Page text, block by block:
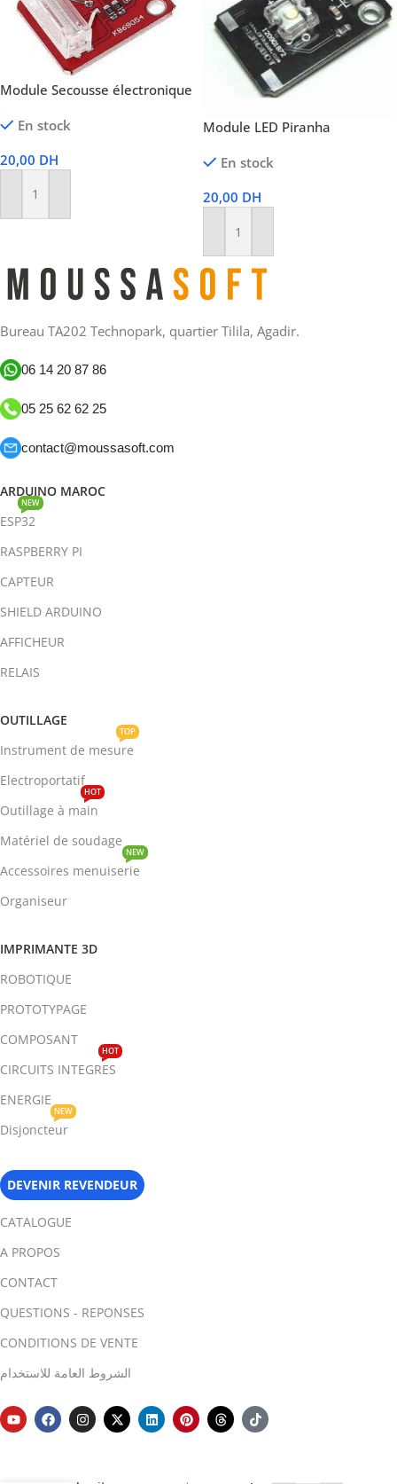
Module Secousse électronique
En stock
20,00 DH
Ajouter Au Panier
Module LED Piranha
En stock
20,00 DH
Ajouter Au Panier
Bureau TA202 Technopark, quartier Tilila, Agadir.
06 14 20 87 86
05 25 62 62 25
contact@moussasoft.com
ARDUINO MAROC
ESP32
NEW
RASPBERRY PI
CAPTEUR
SHIELD ARDUINO
AFFICHEUR
RELAIS
OUTILLAGE
Instrument de mesure
TOP
Electroportatif
Outillage à main
HOT
Matériel de soudage
Accessoires menuiserie
NEW
Organiseur
IMPRIMANTE 3D
ROBOTIQUE
PROTOTYPAGE
COMPOSANT
CIRCUITS INTEGRES
HOT
ENERGIE
Disjoncteur
NEW
DEVENIR REVENDEUR
CATALOGUE
A PROPOS
CONTACT
QUESTIONS - REPONSES
CONDITIONS DE VENTE
الشروط العامة للاستخدام